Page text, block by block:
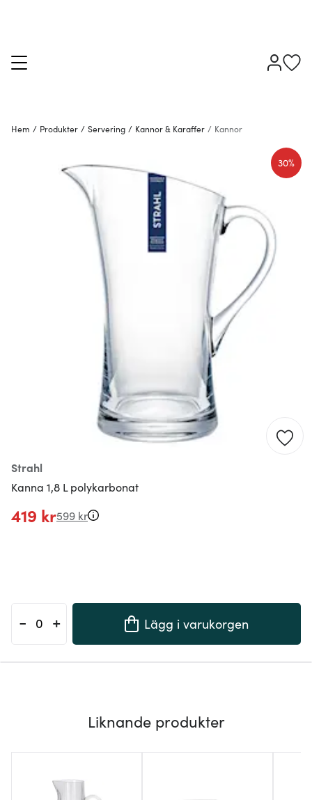
Hem / Produkter / Servering / Kannor & Karaffer / Kannor
Strahl
Kanna 1,8 L polykarbonat
30%
419 kr599 kr
- + Lägg i varukorgen
Liknande produkter